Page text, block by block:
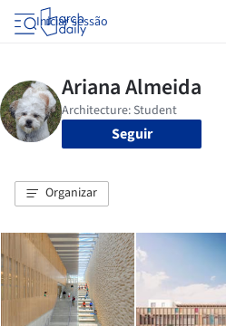
Iniciar sessão
Seguir
Organizar